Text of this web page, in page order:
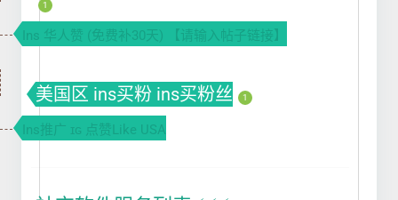
1
Ins 华人赞 (免费补30天) 【请输入帖子链接】
美国区 ins买粉 ins买粉丝 1
Ins推广 ɪɢ 点赞Like USA